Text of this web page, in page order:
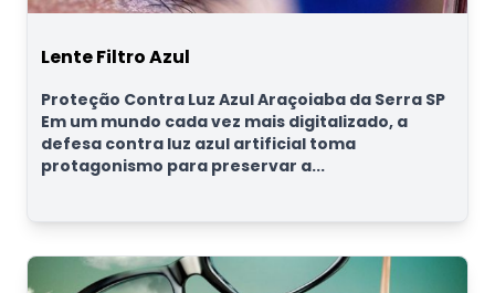
Lente Filtro Azul
Proteção Contra Luz Azul Araçoiaba da Serra SP
Em um mundo cada vez mais digitalizado, a
defesa contra luz azul artificial toma
protagonismo para preservar a...